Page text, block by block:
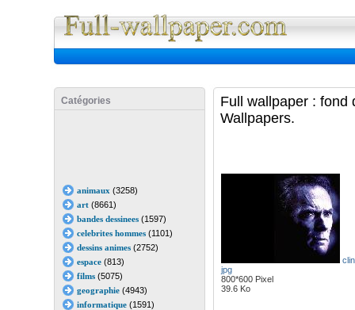
Catégories
animaux (3258)
art(8661)
bandes dessinees(1597)
celebrites hommes(1101)
dessins animes(2752)
espace(813)
films(5075)
geographie(4943)
informatique(1591)
Full wallpaper : fond
Wallpapers.
jpg
800*600 Pixel
39.6 Ko